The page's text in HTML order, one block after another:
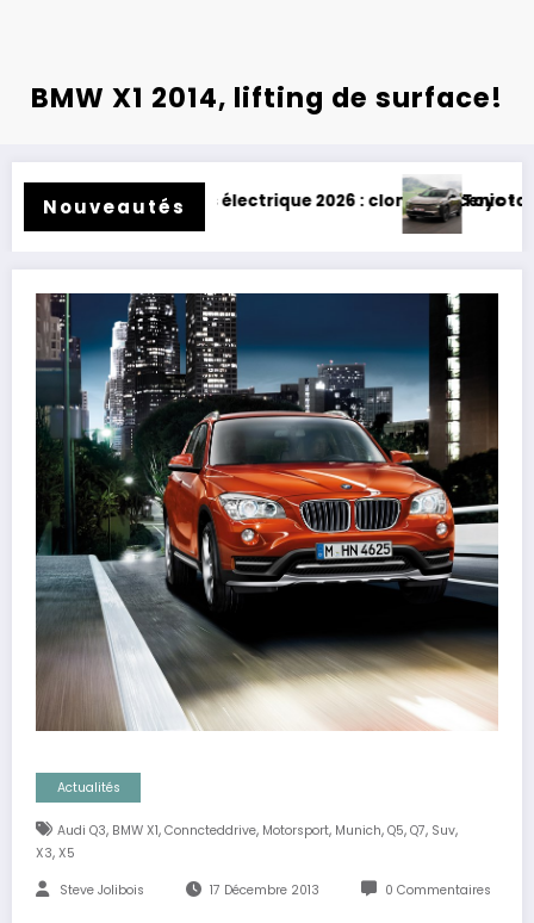
BMW X1 2014, lifting de surface!
Nouveautés
électrique 2026 : clone de Scenic !Toyota BZ4X Touring :
Actualités
Audi Q3, BMW X1, Conncteddrive, Motorsport, Munich, Q5, Q7, Suv,
X3, X5
Steve Jolibois 17 Décembre 2013 0 Commentaires